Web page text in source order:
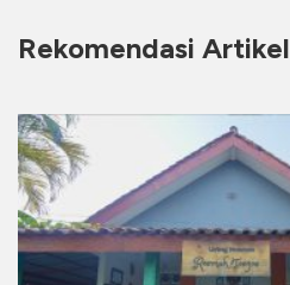
Rekomendasi Artikel